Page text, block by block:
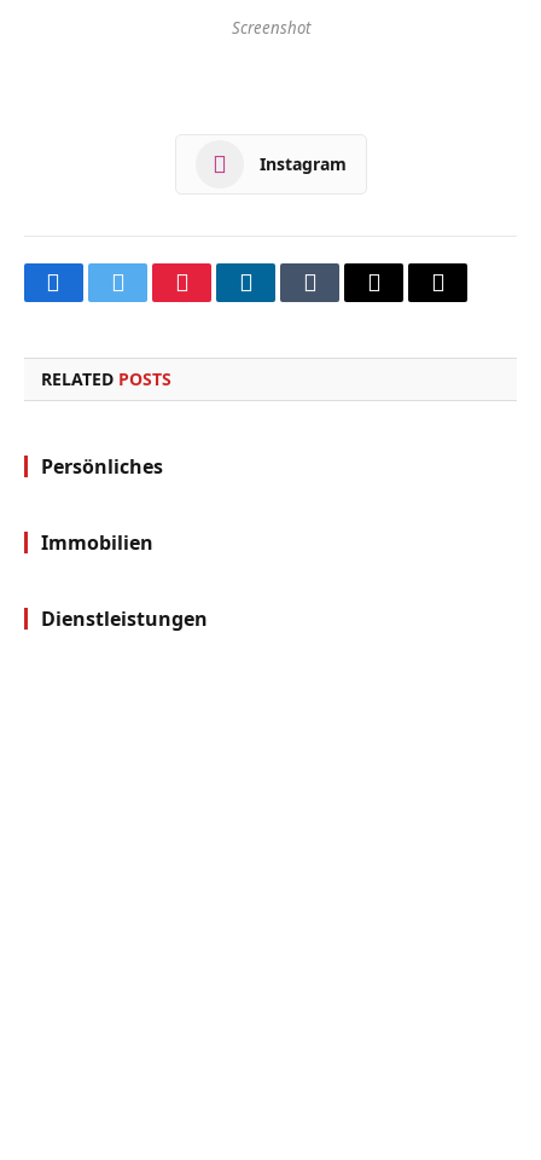
Screenshot
Instagram
FacebookTwitterPinterestLinkedInTumblrEmail
Copy
RELATED POSTS
Persönliches
Immobilien
Dienstleistungen